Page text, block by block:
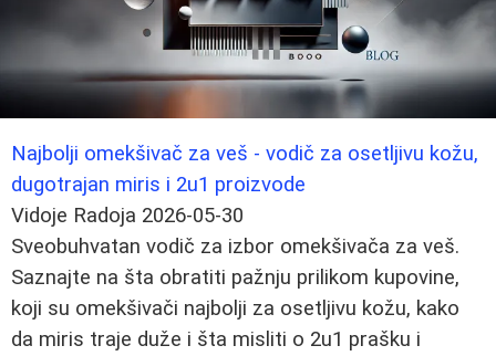
Najbolji omekšivač za veš - vodič za osetljivu kožu,
dugotrajan miris i 2u1 proizvode
Vidoje Radoja 2026-05-30
Sveobuhvatan vodič za izbor omekšivača za veš.
Saznajte na šta obratiti pažnju prilikom kupovine,
koji su omekšivači najbolji za osetljivu kožu, kako
da miris traje duže i šta misliti o 2u1 prašku i